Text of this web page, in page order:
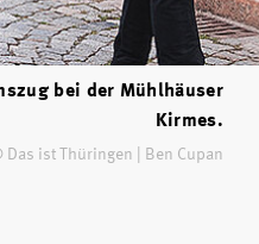
bei der Mühlhäuser
Kirmes.
Das ist Thüringen | Ben Cupan